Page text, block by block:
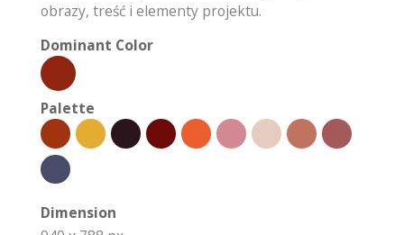
obrazy, treść i elementy projektu.
Dominant Color
Palette
Dimension